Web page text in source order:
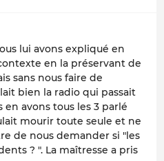
lui avons expliqué en
en la préservant de
sans nous faire de
bien la radio qui passait
avons tous les 3 parlé
mourir toute seule et ne
de nous demander si "les
? ". La maîtresse a pris